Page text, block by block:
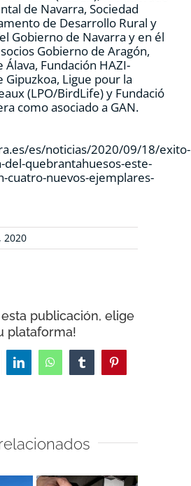
de Navarra, Sociedad
de Desarrollo Rural y
Gobierno de Navarra y en él
Gobierno de Aragón,
Fundación HAZI-
Gipuzkoa, Ligue pour la
(LPO/BirdLife) y Fundació
como asociado a GAN.
es/noticias/2020/09/18/exito-
del-quebrantahuesos-este-
cuatro-nuevos-ejemplares-
2020
esta publicación, elige
plataforma!
LinkedInWhatsAppTumblrPinterest